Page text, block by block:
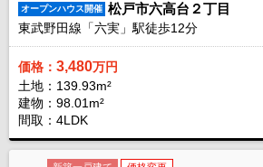
オープンハウス開催 松戸市六高台２丁目
東武野田線「六実」駅徒歩12分
価格： 3,480万円
土地：139.93m²
建物：98.01m²
間取：4LDK